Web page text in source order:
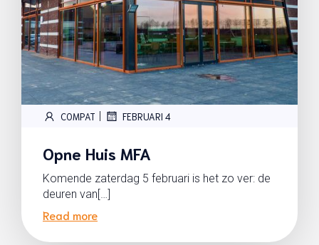
COMPAT | FEBRUARI 4
Opne Huis MFA
Komende zaterdag 5 februari is het zo ver: de
deuren van[…]
Read more